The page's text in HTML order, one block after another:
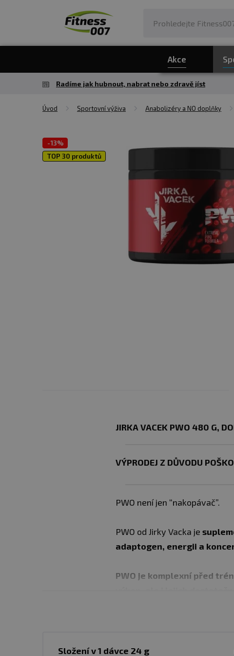
Akce
Radíme jak hubnout, nabrat nebo zdravě jíst
Úvod Sportovní výživa Anabolizéry a NO doplňky
-13%
TOP 30 produktů
JIRKA VACEK PWO 480 G,
VÝPRODEJ Z DŮVODU
PWO není jen “nakopávač”.
PWO od Jirky Vacka je
adaptogen, energii a
PWO je komplexní před
látky a jejich vzájemná
produkt, byla to velká výzva.“
Složení v 1 dávce 24 g